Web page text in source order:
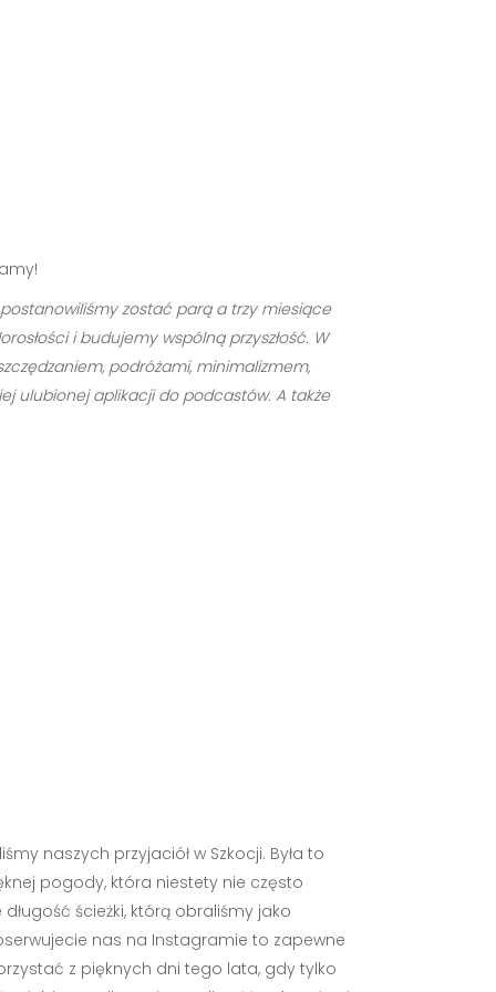
zostać parą a trzy miesiące
i budujemy wspólną przyszłość. W
podróżami, minimalizmem,
ulubionej aplikacji do podcastów. A także
naszych przyjaciół w Szkocji. Była to
pogody, która niestety nie często
ścieżki, którą obraliśmy jako
nas na Instagramie to zapewne
z pięknych dni tego lata, gdy tylko